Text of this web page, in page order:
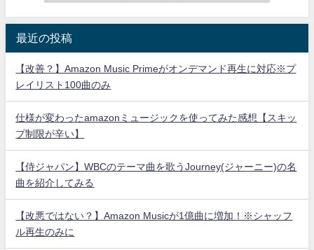
最近の投稿
【改善？】Amazon Music Primeがオンデマンド再生に対応※プ
レイリスト100曲のみ
仕様が変わったamazonミュージックを使ってみた感想【スキッ
プ制限が辛い】
【侍ジャパン】WBCのテーマ曲を歌うJourney(ジャーニー)の名
曲を紹介してみる
【改悪ではない？】Amazon Musicが1億曲に増加！※シャッフ
ル再生のみに